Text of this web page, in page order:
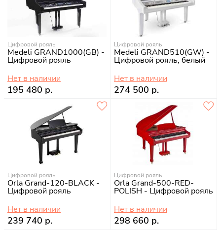
Цифровой рояль
Medeli GRAND1000(GB) -
Цифровой рояль
Нет в наличии
195 480 р.
Цифровой рояль
Medeli GRAND510(GW) -
Цифровой рояль, белый
Нет в наличии
274 500 р.
Цифровой рояль
Orla Grand-120-BLACK -
Цифровой рояль
Нет в наличии
239 740 р.
Цифровой рояль
Orla Grand-500-RED-
POLISH - Цифровой рояль
Нет в наличии
298 660 р.